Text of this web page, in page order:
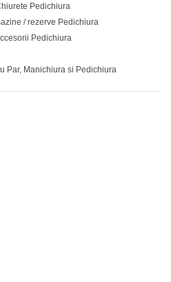
Pedichiura
/ rezerve Pedichiura
Pedichiura
Par, Manichiura si Pedichiura